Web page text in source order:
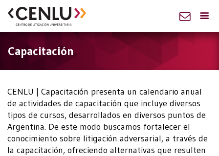
Capacitación
CENLU | Capacitación presenta un calendario anual
de actividades de capacitación que incluye diversos
tipos de cursos, desarrollados en diversos puntos de
Argentina. De este modo buscamos fortalecer el
conocimiento sobre litigación adversarial, a través de
la capacitación, ofreciendo alternativas que resulten